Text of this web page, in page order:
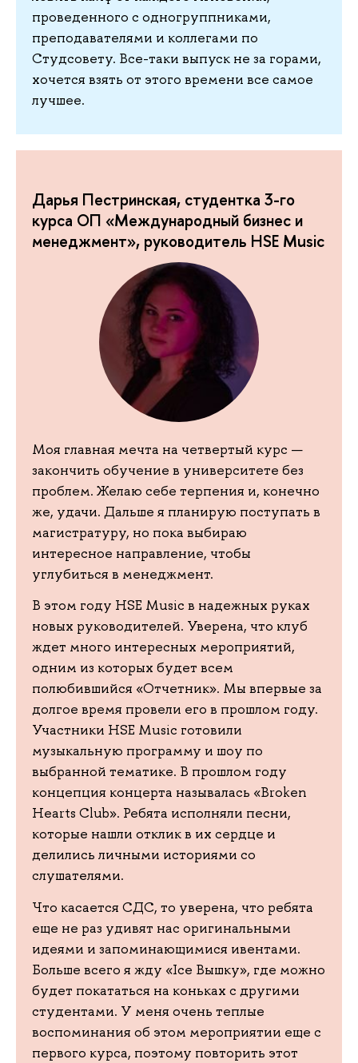
проведенного с одногруппниками,
преподавателями и коллегами по
Студсовету. Все-таки выпуск не за горами,
хочется взять от этого времени все самое
лучшее.
Дарья Пестринская, студентка 3-го
курса ОП «Международный бизнес и
менеджмент», руководитель HSE Music
Моя главная мечта на четвертый курс —
закончить обучение в университете без
проблем. Желаю себе терпения и, конечно
же, удачи. Дальше я планирую поступать в
магистратуру, но пока выбираю
интересное направление, чтобы
углубиться в менеджмент.
В этом году HSE Music в надежных руках
новых руководителей. Уверена, что клуб
ждет много интересных мероприятий,
одним из которых будет всем
полюбившийся «Отчетник». Мы впервые за
долгое время провели его в прошлом году.
Участники HSE Music готовили
музыкальную программу и шоу по
выбранной тематике. В прошлом году
концепция концерта называлась «Broken
Hearts Club». Ребята исполняли песни,
которые нашли отклик в их сердце и
делились личными историями со
слушателями.
Что касается СДС, то уверена, что ребята
еще не раз удивят нас оригинальными
идеями и запоминающимися ивентами.
Больше всего я жду «Ice Вышку», где можно
будет покататься на коньках с другими
студентами. У меня очень теплые
воспоминания об этом мероприятии еще с
первого курса, поэтому повторить этот